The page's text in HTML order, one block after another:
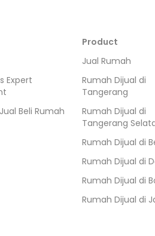
Expert
Beli Rumah
Product
Jual Rumah
Rumah Dijual di
Tangerang
Rumah Dijual di
Tangerang
Rumah Dijual di
Rumah Dijual di
Rumah Dijual di
Rumah Dijual di